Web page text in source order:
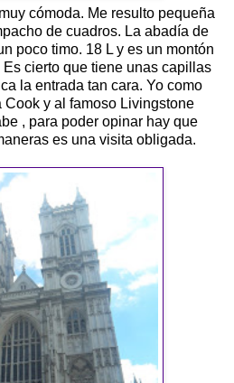
cómoda. Me resulto pequeña
de cuadros. La abadía de
poco timo. 18 L y es un montón
cierto que tiene unas capillas
la entrada tan cara. Yo como
y al famoso Livingstone
, para poder opinar hay que
es una visita obligada.